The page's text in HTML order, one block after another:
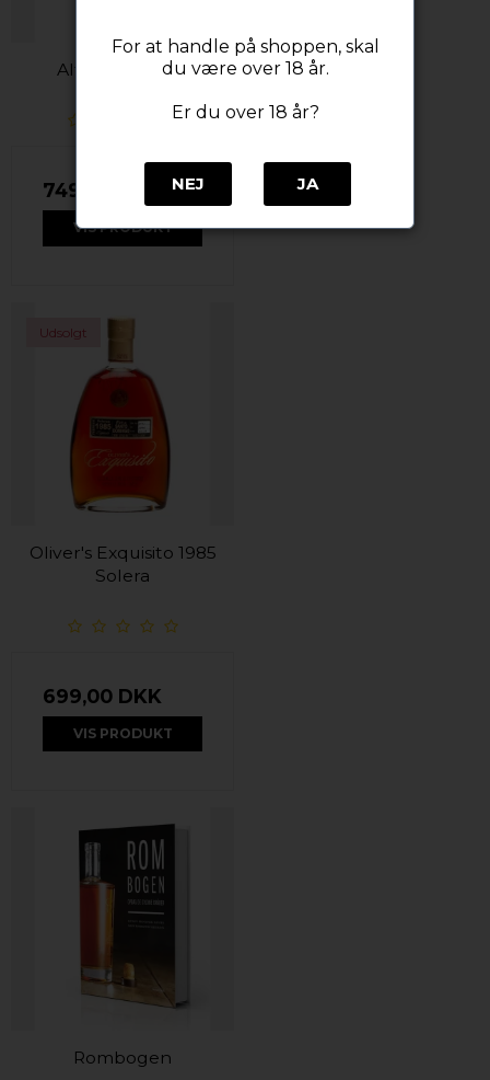
Alfred's Trail 8.6
749,00 DKK
VIS PRODUKT
Udsolgt
Oliver's Exquisito 1985
Solera
699,00 DKK
VIS PRODUKT
Rombogen
For at handle på shoppen, skal
du være over 18 år.
Er du over 18 år?
NEJ JA